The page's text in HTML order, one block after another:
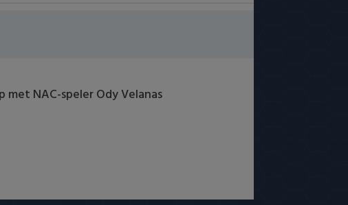
NAC-speler Ody Velanas